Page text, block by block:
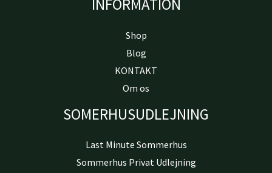
INFORMATION
Shop
Blog
KONTAKT
Om os
SOMERHUSUDLEJNING
Last Minute Sommerhus
Sommerhus Privat Udlejning